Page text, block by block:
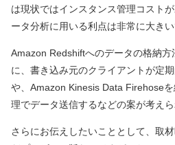
は現状ではインスタンス管理コスト
ータ分析に用いる利点は非常に大きい
Amazon Redshiftへのデータの格納方
に、書き込み元のクライアントが定
や、Amazon Kinesis Data Firehose
理でデータ送信するなどの案が考えら
さらにお伝えしたいこととして、取